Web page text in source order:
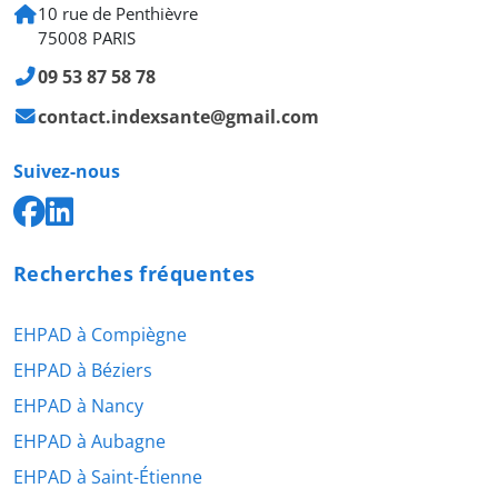
10 rue de Penthièvre
75008 PARIS
09 53 87 58 78
contact.indexsante@gmail.com
Suivez-nous
Recherches fréquentes
EHPAD à Compiègne
EHPAD à Béziers
EHPAD à Nancy
EHPAD à Aubagne
EHPAD à Saint-Étienne